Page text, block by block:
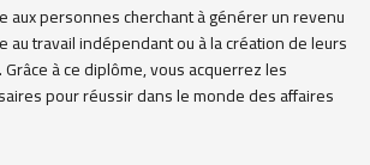
aux personnes cherchant à générer un revenu
au travail indépendant ou à la création de leurs
à ce diplôme, vous acquerrez les
pour réussir dans le monde des affaires